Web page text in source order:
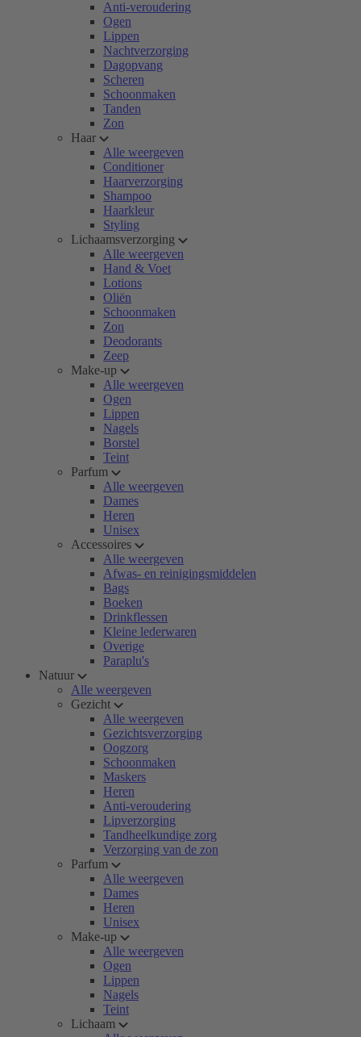
Anti-veroudering
Ogen
Lippen
Nachtverzorging
Dagopvang
Scheren
Schoonmaken
Tanden
Zon
Haar
Alle weergeven
Conditioner
Haarverzorging
Shampoo
Haarkleur
Styling
Lichaamsverzorging
Alle weergeven
Hand & Voet
Lotions
Oliën
Schoonmaken
Zon
Deodorants
Zeep
Make-up
Alle weergeven
Ogen
Lippen
Nagels
Borstel
Teint
Parfum
Alle weergeven
Dames
Heren
Unisex
Accessoires
Alle weergeven
Afwas- en reinigingsmiddelen
Bags
Boeken
Drinkflessen
Kleine lederwaren
Overige
Paraplu's
Natuur
Alle weergeven
Gezicht
Alle weergeven
Gezichtsverzorging
Oogzorg
Schoonmaken
Maskers
Heren
Anti-veroudering
Lipverzorging
Tandheelkundige zorg
Verzorging van de zon
Parfum
Alle weergeven
Dames
Heren
Unisex
Make-up
Alle weergeven
Ogen
Lippen
Nagels
Teint
Lichaam